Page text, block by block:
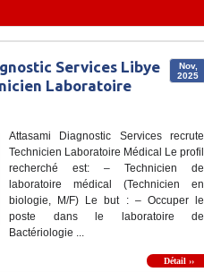
Nov,
2025
Services Libye
Laboratoire
Attasami Diagnostic Services recrute
Technicien Laboratoire Médical Le profil
recherché est: – Technicien de
laboratoire médical (Technicien en
biologie, M/F) Le but : – Occuper le
poste dans le laboratoire de
Bactériologie ...
Détail ››